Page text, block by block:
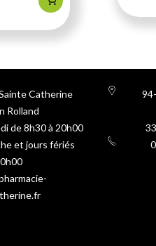
Catherine
Rolland
de 8h30 à 20h00
et jours fériés